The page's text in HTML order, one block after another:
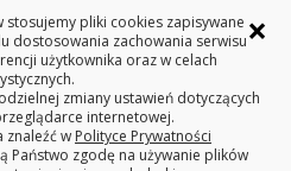
15-351 Białystok
95 60, fax 85 746 95 59
NIP: 542-020-87-21
×
stosujemy pliki cookies zapisywane
dostosowania zachowania serwisu
użytkownika oraz w celach
zmiany ustawień dotyczących
internetowej.
znaleźć w Polityce Prywatności
Państwo zgodę na używanie plików